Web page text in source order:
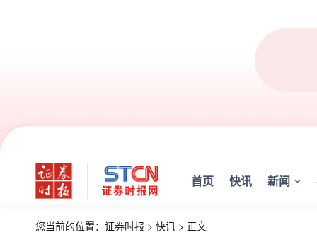
首页 快讯 新闻
您当前的位置： 证券时报 > 快讯 > 正文